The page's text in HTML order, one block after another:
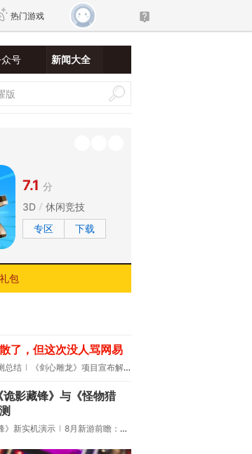
热门游戏
新仙侠5
号 新闻大全
7.1 分
3D
休闲竞技
专区
下载
包
了，但这次没人骂网易
总结 《剑心雕龙》项目宣布解散
影藏锋》与《怪物猎
》新实机演示 8月新游前瞻：《诡秘之主》领衔